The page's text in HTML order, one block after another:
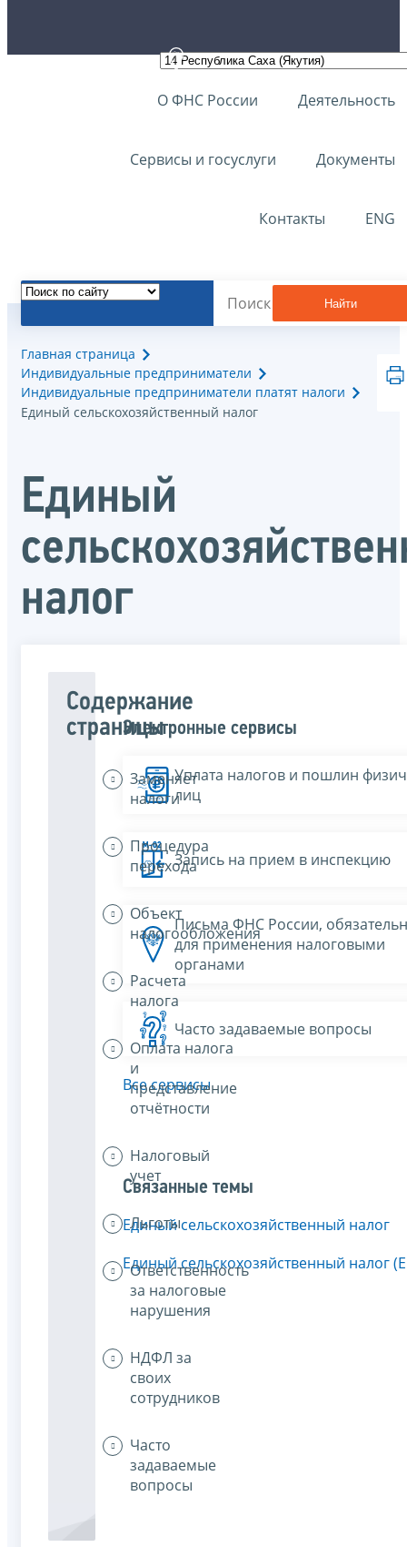
О ФНС России Деятельность
Сервисы и госуслуги Документы
Контакты ENG
Найти
Главная страница
Индивидуальные предприниматели
Индивидуальные предприниматели платят налоги
Единый сельскохозяйственный налог
Единый
налог
Содержание
страницы
Заменяет
налоги
Процедура
перехода
Объект
налогообложения
Расчета
налога
Оплата налога
и
представление
отчётности
Налоговый
учет
Льготы
Ответственность
за налоговые
нарушения
НДФЛ за
своих
сотрудников
Часто
задаваемые
вопросы
Электронные сервисы
Уплата налогов и пошлин
лиц
Запись на прием в инспекцию
Письма ФНС России,
для применения налоговыми
органами
Часто задаваемые вопросы
Все сервисы
Связанные темы
Единый сельскохозяйственный налог
Единый сельскохозяйственный налог